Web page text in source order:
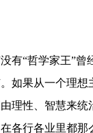
有“哲学家王”曾
如果从一个理想
理性、智慧来统
各行各业里都那